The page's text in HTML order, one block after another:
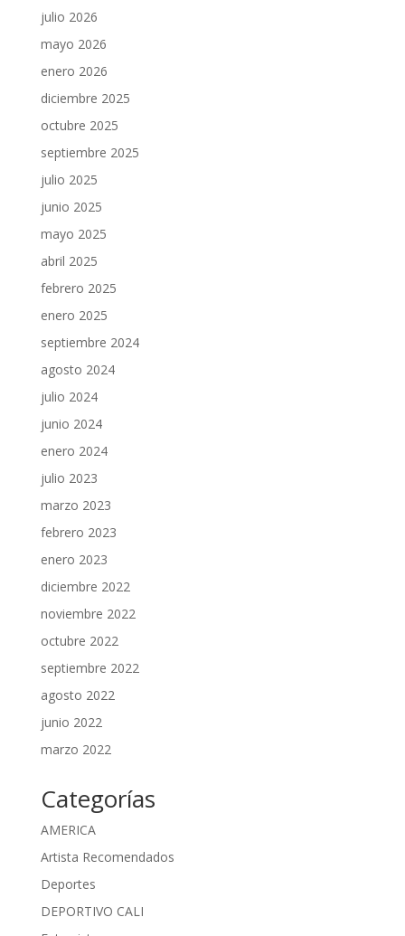
julio 2026
mayo 2026
enero 2026
diciembre 2025
octubre 2025
septiembre 2025
julio 2025
junio 2025
mayo 2025
abril 2025
febrero 2025
enero 2025
septiembre 2024
agosto 2024
julio 2024
junio 2024
enero 2024
julio 2023
marzo 2023
febrero 2023
enero 2023
diciembre 2022
noviembre 2022
octubre 2022
septiembre 2022
agosto 2022
junio 2022
marzo 2022
Categorías
AMERICA
Artista Recomendados
Deportes
DEPORTIVO CALI